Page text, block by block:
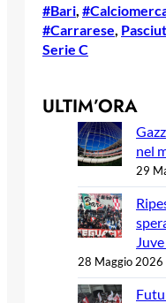
#Bari
#Carrarese
Serie C
ULTIM’ORA
nel
29
28 Maggio 2026